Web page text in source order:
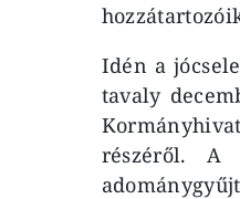
Idén a
tavaly
részéről. A